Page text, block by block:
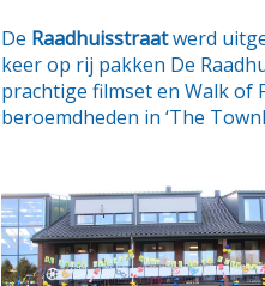
De Raadhuisstraatwerd
keer op rij pakken De
prachtige filmset en Walk of
beroemdheden in ‘The